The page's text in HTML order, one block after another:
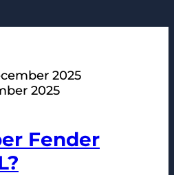
2025
2025
Fender